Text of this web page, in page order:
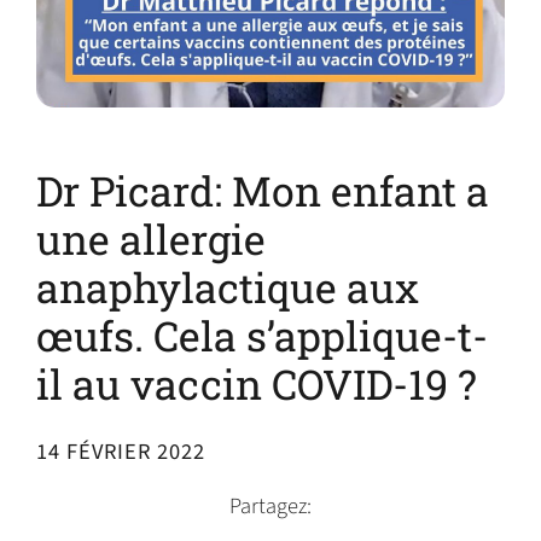
Dr Picard: Mon enfant a
une allergie
anaphylactique aux
œufs. Cela s’applique-t-
il au vaccin COVID-19 ?
14 FÉVRIER 2022
Partagez: